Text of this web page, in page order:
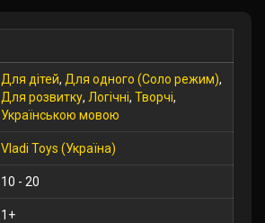
Для дітей, Для одного (Соло режим),
Для розвитку, Логічні, Творчі,
Українською мовою
Vladi Toys (Україна)
10 - 20
1+